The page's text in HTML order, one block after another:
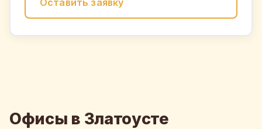
Оставить заявку
Офисы в Златоусте